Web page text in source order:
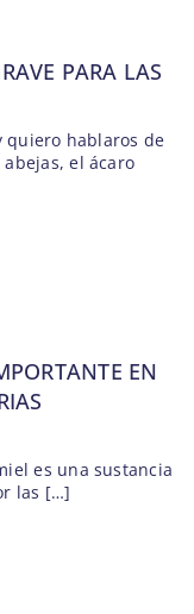
PARA LAS
quiero hablaros de
el ácaro
EN
es una sustancia
las […]